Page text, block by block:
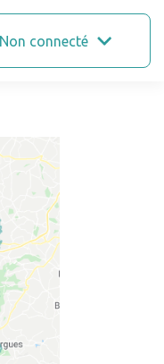
Non connecté